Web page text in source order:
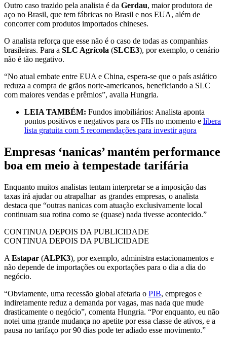
Outro caso trazido pela analista é da Gerdau, maior produtora de
aço no Brasil, que tem fábricas no Brasil e nos EUA, além de
concorrer com produtos importados chineses.
O analista reforça que esse não é o caso de todas as companhias
brasileiras. Para a SLC Agrícola (SLCE3), por exemplo, o cenário
não é tão negativo.
“No atual embate entre EUA e China, espera-se que o país asiático
reduza a compra de grãos norte-americanos, beneficiando a SLC
com maiores vendas e prêmios”, avalia Hungria.
LEIA TAMBÉM: Fundos imobiliários: Analista aponta
pontos positivos e negativos para os FIIs no momento e libera
lista gratuita com 5 recomendações para investir agora
Empresas ‘nanicas’ mantém performance
boa em meio à tempestade tarifária
Enquanto muitos analistas tentam interpretar se a imposição das
taxas irá ajudar ou atrapalhar as grandes empresas, o analista
destaca que “outras nanicas com atuação exclusivamente local
continuam sua rotina como se (quase) nada tivesse acontecido.”
CONTINUA DEPOIS DA PUBLICIDADE
CONTINUA DEPOIS DA PUBLICIDADE
A Estapar (ALPK3), por exemplo, administra estacionamentos e
não depende de importações ou exportações para o dia a dia do
negócio.
“Obviamente, uma recessão global afetaria o PIB, empregos e
indiretamente reduz a demanda por vagas, mas nada que mude
drasticamente o negócio”, comenta Hungria. “Por enquanto, eu não
notei uma grande mudança no apetite por essa classe de ativos, e a
pausa no tarifaço por 90 dias pode ter adiado esse movimento.”